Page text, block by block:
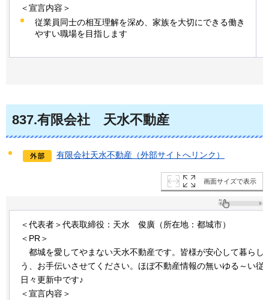
＜宣言内容＞
従業員同士の相互理解を深め、家族を大切にできる働き
やすい職場を目指します
837.有限会社 天水不動産
有限会社天水不動産（外部サイトへリンク）
画面サイズで表示
＜代表者＞代表取締役：天水 俊廣（所在地：都城市）
＜PR＞
都城を愛してやまない天水不動産です。皆様が安心して暮らし
う、お手伝いさせてください。ほぼ不動産情報の無いゆる～い従
日々更新中です♪
＜宣言内容＞